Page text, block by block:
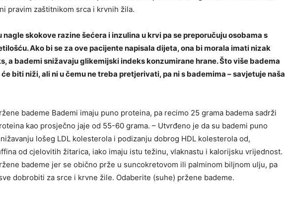
pravim zaštitnikom srca i krvnih žila.
nagle skokove razine šećera i inzulina u krvi pa se preporučuju osobama s
Ako bi se za ove pacijente napisala dijeta, ona bi morala imati nizak
a bademi snižavaju glikemijski indeks konzumirane hrane. Što više badema
biti niži, ali ni u čemu ne treba pretjerivati, pa ni s bademima – savjetuje naša
bademe Bademi imaju puno proteina, pa recimo 25 grama badema sadrži
kao prosječno jaje od 55-60 grama. – Utvrđeno je da su bademi puno
lošeg LDL kolesterola i podizanju dobrog HDL kolesterola od,
od cjelovitih žitarica, iako imaju istu težinu, vlaknastu i kalorijsku vrijednost.
bademe jer se obično prže u suncokretovom ili palminom biljnom ulju, pa
dobrobiti za srce i krvne žile. Odaberite (suhe) pržene bademe.